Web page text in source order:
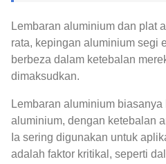
Lembaran aluminium dan plat
rata, kepingan aluminium segi
berbeza dalam ketebalan
dimaksudkan.
Lembaran aluminium
aluminium, dengan ketebalan
Ia sering digunakan untuk
adalah faktor kritikal, seperti